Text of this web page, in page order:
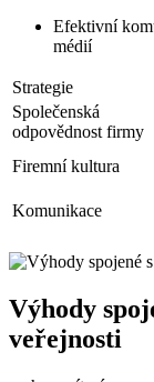
Efektivní
médií
Strategie
Společenská
odpovědnost firmy
Firemní kultura
Komunikace
Výhody
veřejnosti